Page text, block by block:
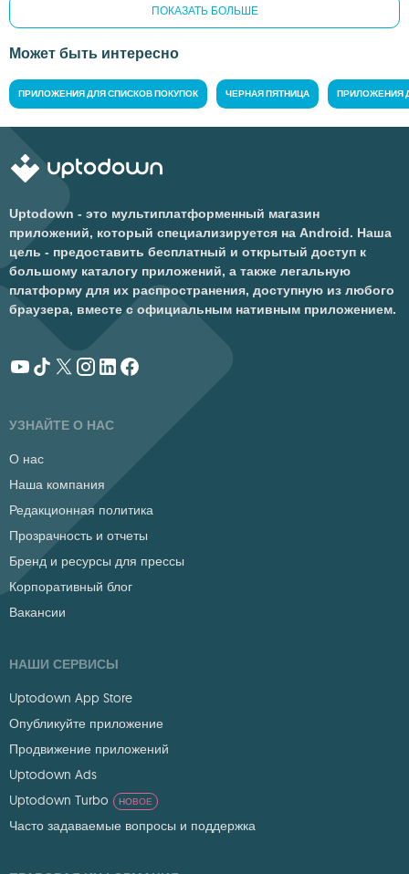
ПОКАЗАТЬ БОЛЬШЕ
Может быть интересно
ПРИЛОЖЕНИЯ ДЛЯ СПИСКОВ ПОКУПОК ЧЕРНАЯ ПЯТНИЦА ПРИЛОЖЕНИЯ
Uptodown - это мультиплатформенный магазин
приложений, который специализируется на Android. Наша
цель - предоставить бесплатный и открытый доступ к
большому каталогу приложений, а также легальную
платформу для их распространения, доступную из любого
браузера, вместе с официальным нативным приложением.
УЗНАЙТЕ О НАС
О нас
Наша компания
Редакционная политика
Прозрачность и отчеты
Бренд и ресурсы для прессы
Корпоративный блог
Вакансии
НАШИ СЕРВИСЫ
Uptodown App Store
Опубликуйте приложение
Продвижение приложений
Uptodown Ads
Uptodown Turbo
НОВОЕ
Часто задаваемые вопросы и поддержка